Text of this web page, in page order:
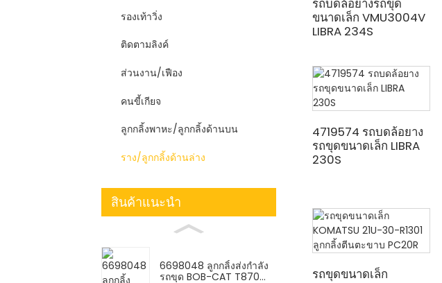
รองเท้าวิ่ง
ติดตามลิงค์
ส่วนงาน/เฟือง
คนขี้เกียจ
ลูกกลิ้งพาหะ/ลูกกลิ้งด้านบน
ราง/ลูกกลิ้งด้านล่าง
สินค้าแนะนำ
6698048 ลูกกลิ้งส่งกำลัง
รถขุด BOB-CAT T870...
รถบดล้อยางรถขุด
ขนาดเล็ก VMU3004V
LIBRA 234S
4719574 รถบดล้อยาง
รถขุดขนาดเล็ก LIBRA
230S
รถขุดขนาดเล็ก